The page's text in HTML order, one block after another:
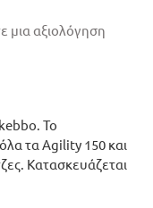
Το
τα Agility 150 και
Κατασκευάζεται
μια αξιολόγηση